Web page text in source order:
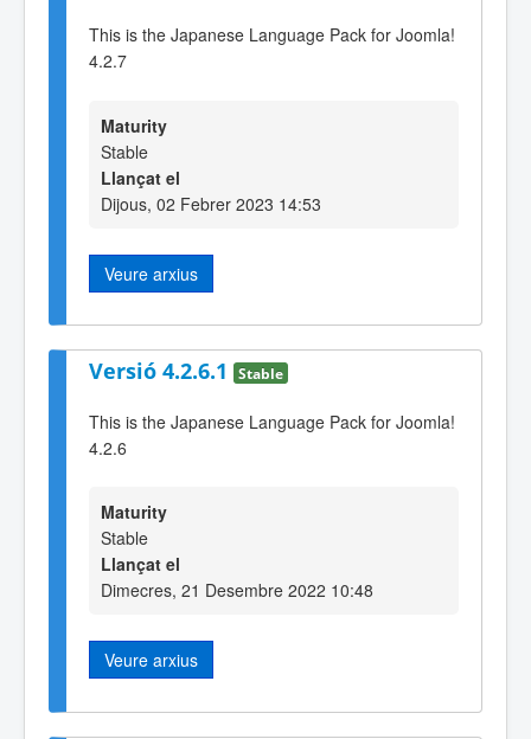
This is the Japanese Language Pack for Joomla!
4.2.7
Maturity
Stable
Llançat el
Dijous, 02 Febrer 2023 14:53
Veure arxius
Versió 4.2.6.1 Stable
This is the Japanese Language Pack for Joomla!
4.2.6
Maturity
Stable
Llançat el
Dimecres, 21 Desembre 2022 10:48
Veure arxius